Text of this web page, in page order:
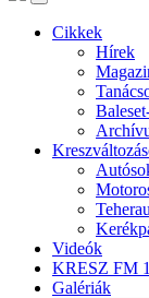
Cikkek
Hírek
Videók
KRESZ FM
Galériák